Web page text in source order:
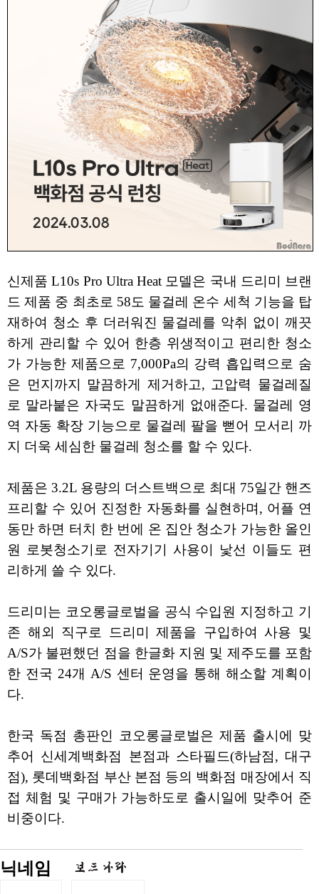
신제품 L10s Pro Ultra Heat 모델은 국내 드리미 브랜
드 제품 중 최초로 58도 물걸레 온수 세척 기능을 탑
재하여 청소 후 더러워진 물걸레를 악취 없이 깨끗
하게 관리할 수 있어 한층 위생적이고 편리한 청소
가 가능한 제품으로 7,000Pa의 강력 흡입력으로 숨
은 먼지까지 말끔하게 제거하고, 고압력 물걸레질
로 말라붙은 자국도 말끔하게 없애준다. 물걸레 영
역 자동 확장 기능으로 물걸레 팔을 뻗어 모서리 까
지 더욱 세심한 물걸레 청소를 할 수 있다.
제품은 3.2L 용량의 더스트백으로 최대 75일간 핸즈
프리할 수 있어 진정한 자동화를 실현하며, 어플 연
동만 하면 터치 한 번에 온 집안 청소가 가능한 올인
원 로봇청소기로 전자기기 사용이 낯선 이들도 편
리하게 쓸 수 있다.
드리미는 코오롱글로벌을 공식 수입원 지정하고 기
존 해외 직구로 드리미 제품을 구입하여 사용 및
A/S가 불편했던 점을 한글화 지원 및 제주도를 포함
한 전국 24개 A/S 센터 운영을 통해 해소할 계획이
다.
한국 독점 총판인 코오롱글로벌은 제품 출시에 맞
추어 신세계백화점 본점과 스타필드(하남점, 대구
점), 롯데백화점 부산 본점 등의 백화점 매장에서 직
접 체험 및 구매가 가능하도로 출시일에 맞추어 준
비중이다.
닉네임